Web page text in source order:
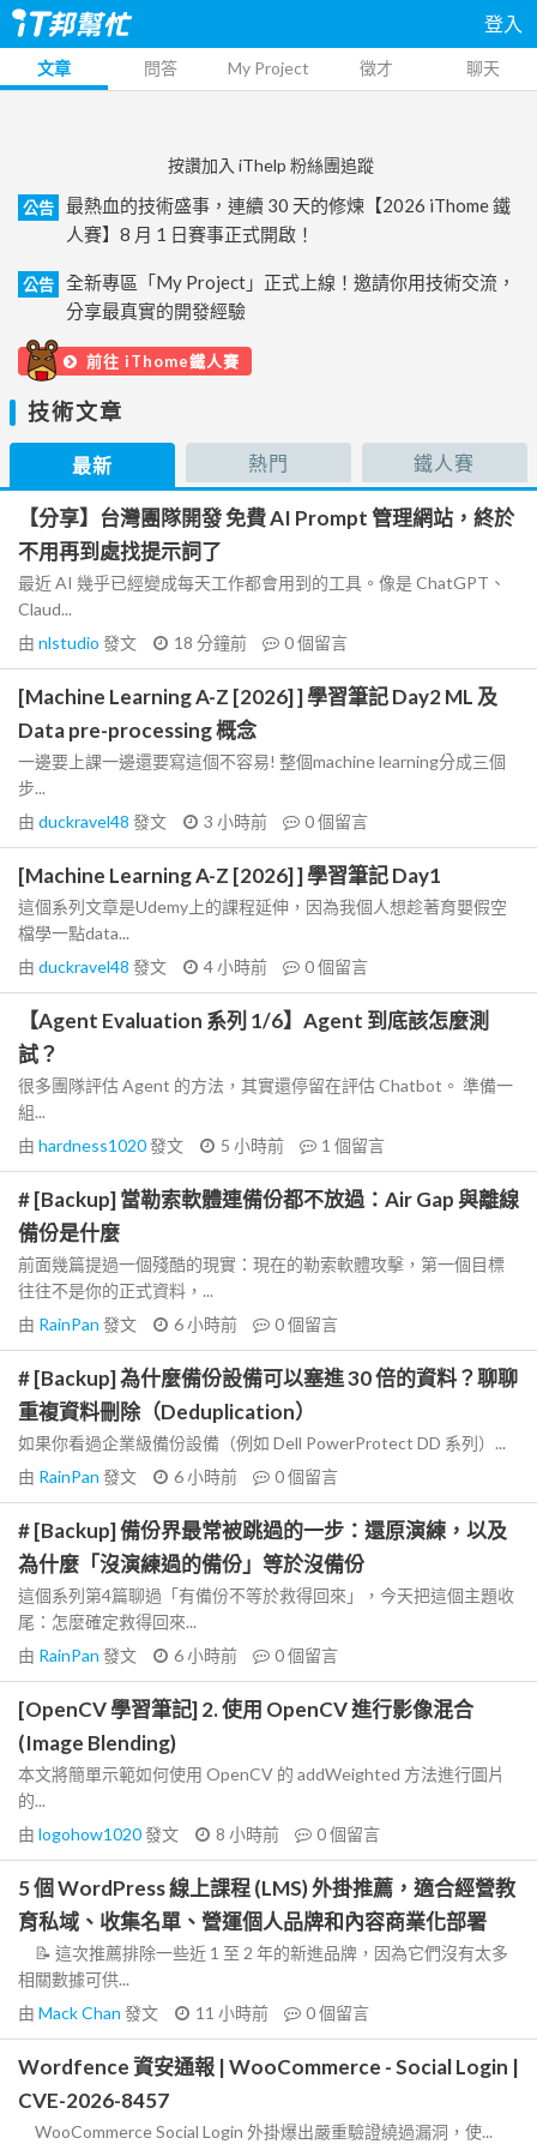
登入
文章 問答 My Project 徵才 聊天
按讚加入 iThelp 粉絲團追蹤
公告
最熱血的技術盛事，連續 30 天的修煉【2026 iThome 鐵
人賽】8 月 1 日賽事正式開啟！
公告
全新專區「My Project」正式上線！邀請你用技術交流，
分享最真實的開發經驗
前往 iThome鐵人賽
技術文章
最新 熱門 鐵人賽
【分享】台灣團隊開發 免費 AI Prompt 管理網站，終於
不用再到處找提示詞了
最近 AI 幾乎已經變成每天工作都會用到的工具。像是 ChatGPT、
Claud...
由 nlstudio 發文 18 分鐘前 0個留言
[Machine Learning A-Z [2026] ] 學習筆記 Day2 ML 及
Data pre-processing 概念
一邊要上課一邊還要寫這個不容易! 整個machine learning分成三個
步...
由 duckravel48 發文 3 小時前 0個留言
[Machine Learning A-Z [2026] ] 學習筆記 Day1
這個系列文章是Udemy上的課程延伸，因為我個人想趁著育嬰假空
檔學一點data...
由 duckravel48 發文 4 小時前 0個留言
【Agent Evaluation 系列 1/6】Agent 到底該怎麼測
試？
很多團隊評估 Agent 的方法，其實還停留在評估 Chatbot。 準備一
組...
由 hardness1020發文 5 小時前 1 個留言
# [Backup] 當勒索軟體連備份都不放過：Air Gap 與離線
備份是什麼
前面幾篇提過一個殘酷的現實：現在的勒索軟體攻擊，第一個目標
往往不是你的正式資料，...
由 RainPan 發文 6 小時前 0個留言
# [Backup] 為什麼備份設備可以塞進 30 倍的資料？聊聊
重複資料刪除（Deduplication）
如果你看過企業級備份設備（例如 Dell PowerProtect DD 系列）...
由 RainPan 發文 6 小時前 0個留言
# [Backup] 備份界最常被跳過的一步：還原演練，以及
為什麼「沒演練過的備份」等於沒備份
這個系列第4篇聊過「有備份不等於救得回來」，今天把這個主題收
尾：怎麼確定救得回來...
由 RainPan 發文 6 小時前 0個留言
[OpenCV 學習筆記] 2. 使用 OpenCV 進行影像混合
(Image Blending)
本文將簡單示範如何使用 OpenCV 的 addWeighted 方法進行圖片
的...
由 logohow1020發文 8 小時前 0個留言
5 個 WordPress 線上課程 (LMS) 外掛推薦，適合經營教
育私域、收集名單、營運個人品牌和內容商業化部署
📝 這次推薦排除一些近 1 至 2 年的新進品牌，因為它們沒有太多
相關數據可供...
由 Mack Chan 發文 11 小時前 0個留言
Wordfence 資安通報 | WooCommerce - Social Login |
CVE-2026-8457
WooCommerce Social Login 外掛爆出嚴重驗證繞過漏洞，使...